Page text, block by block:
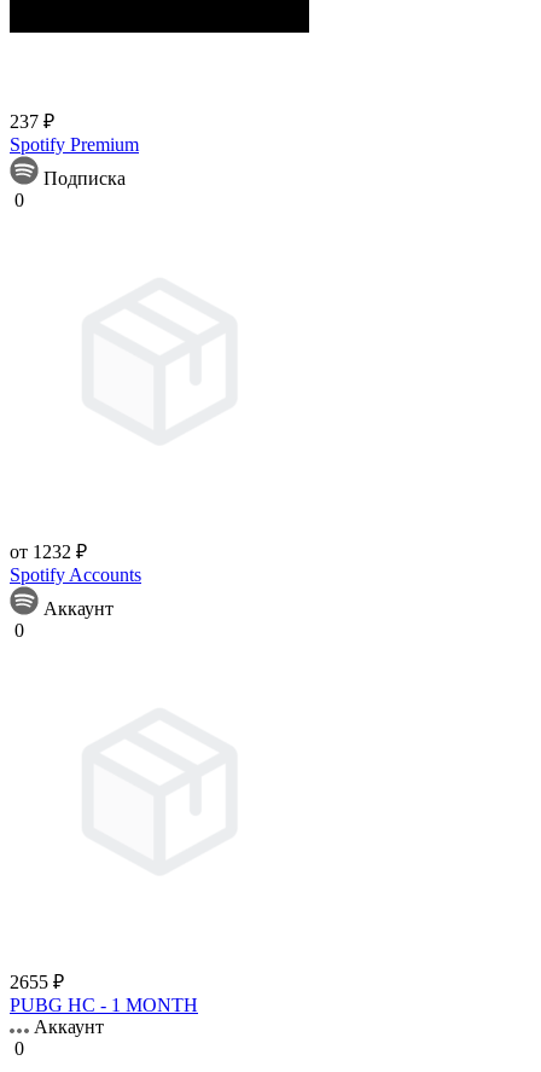
237 ₽
Spotify Premium
Подписка
0
от 1232 ₽
Spotify Accounts
Аккаунт
0
2655 ₽
PUBG HC - 1 MONTH
Аккаунт
0